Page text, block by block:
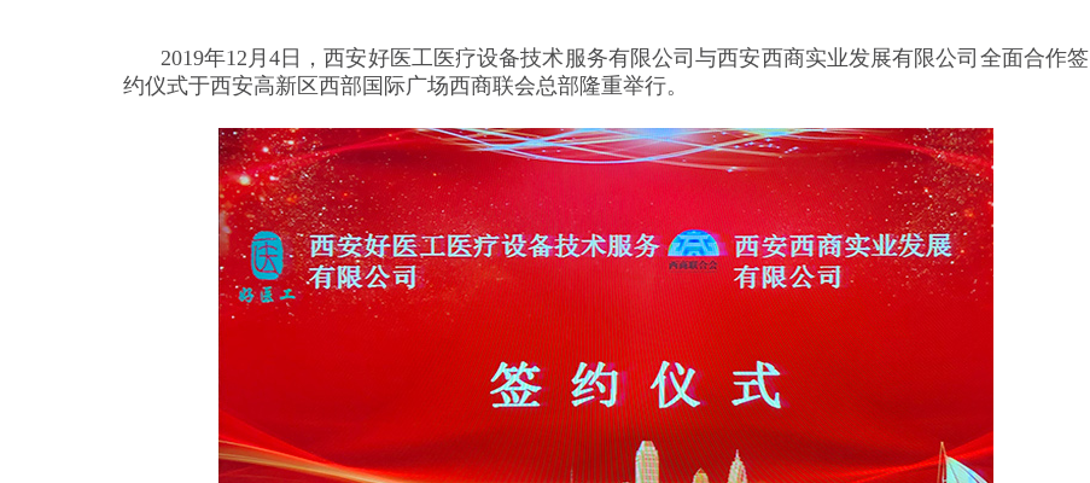
2019年12月4日，西安好医工医疗设备技术服务有限公司与西安西商实业发展有限公司全面合作签
约仪式于西安高新区西部国际广场西商联会总部隆重举行。